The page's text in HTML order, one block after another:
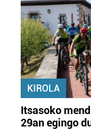
KIROLA
Itsasoko
29an egingo